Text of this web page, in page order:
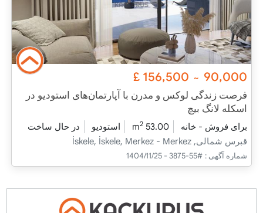
90,000
~
156,500
£
فرصت زندگی لوکس و مدرن با آپارتمان‌های استودیو در
اسکله لانگ بیچ
برای فروش - خانه 53.00 m
2 استودیو
در حال ساخت
قبرس شمالی, İskele, İskele, Merkez - Merkez
شماره آگهی : #55-3875 - 1404/11/25